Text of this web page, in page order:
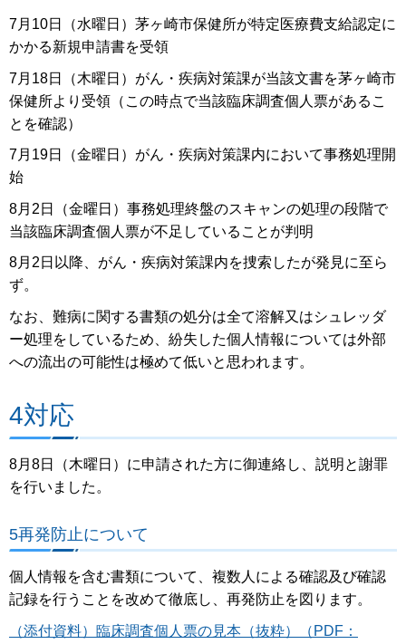
7月10日（水曜日）茅ヶ崎市保健所が特定医療費支給認定に
かかる新規申請書を受領
7月18日（木曜日）がん・疾病対策課が当該文書を茅ヶ崎市
保健所より受領（この時点で当該臨床調査個人票があるこ
とを確認）
7月19日（金曜日）がん・疾病対策課内において事務処理開
始
8月2日（金曜日）事務処理終盤のスキャンの処理の段階で
当該臨床調査個人票が不足していることが判明
8月2日以降、がん・疾病対策課内を捜索したが発見に至ら
ず。
なお、難病に関する書類の処分は全て溶解又はシュレッダ
ー処理をしているため、紛失した個人情報については外部
への流出の可能性は極めて低いと思われます。
4対応
8月8日（木曜日）に申請された方に御連絡し、説明と謝罪
を行いました。
5再発防止について
個人情報を含む書類について、複数人による確認及び確認
記録を行うことを改めて徹底し、再発防止を図ります。
（添付資料）臨床調査個人票の見本（抜粋）（PDF：